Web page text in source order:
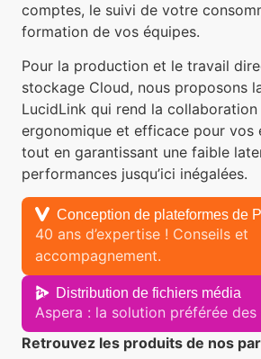
comptes, le suivi de votre
formation de vos équipes.
Pour la production et le travail
stockage Cloud, nous proposons
LucidLink qui rend la
ergonomique et efficace pour vos
tout en garantissant une faible
performances jusqu’ici inégalées.
Conception de plateformes de
40 ans d’expertise ! Conseils et
accompagnement.
Distribution de fichiers média
Aspera : la solution préférée
Retrouvez les produits de nos